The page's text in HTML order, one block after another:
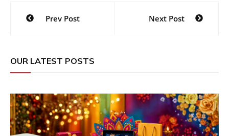
Post
navigation
Prev Post Next Post
OUR LATEST POSTS